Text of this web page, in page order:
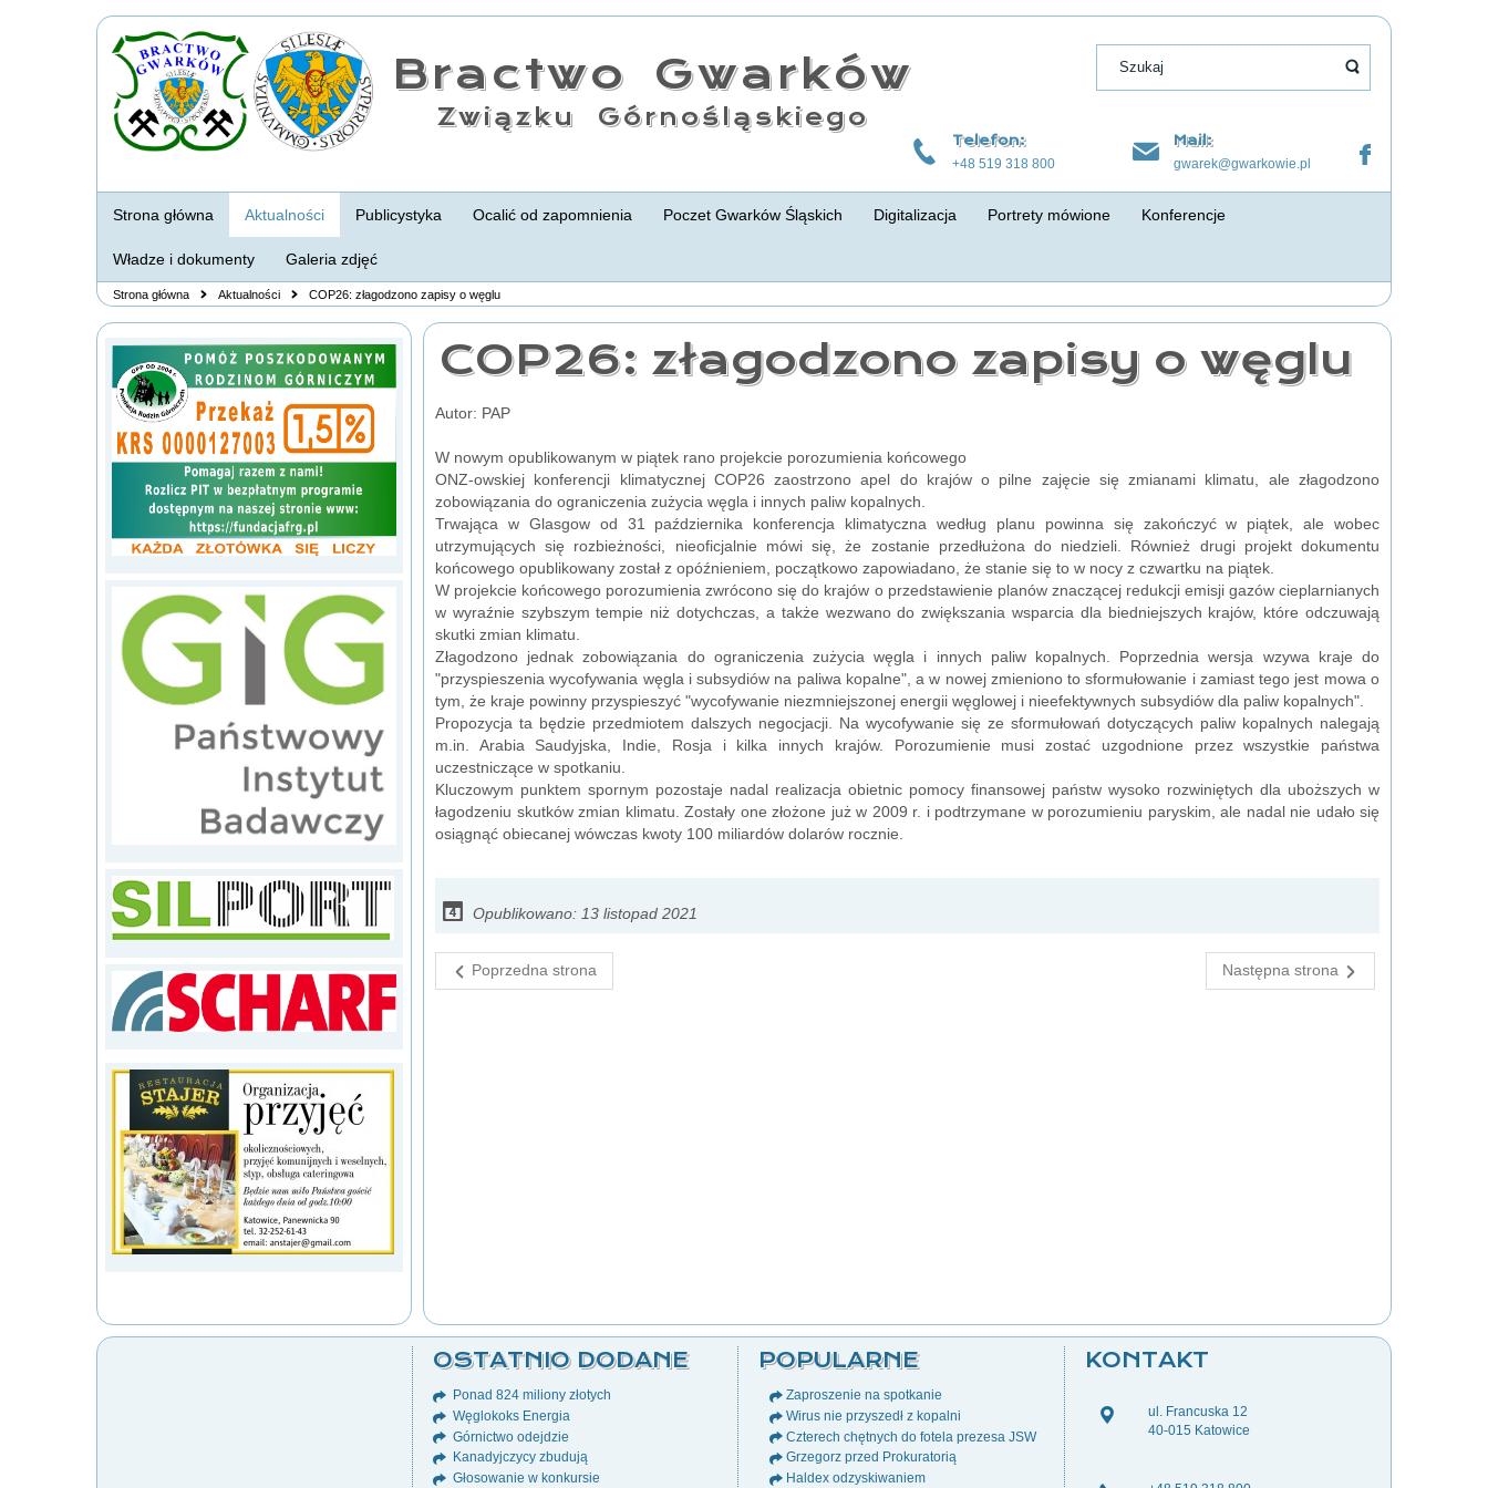
Bractwo Gwarków
Związku Górnośląskiego
Telefon:
+48 519 318 800
Mail:
gwarek@gwarkowie.pl
Strona główna Aktualności Publicystyka Ocalić od zapomnienia Poczet Gwarków Śląskich Digitalizacja Portrety mówione Konferencje
Władze i dokumenty Galeria zdjęć
Strona główna Aktualności COP26: złagodzono zapisy o węglu
COP26: złagodzono zapisy o węglu
Autor: PAP
W nowym opublikowanym w piątek rano projekcie porozumienia końcowego
ONZ-owskiej konferencji klimatycznej COP26 zaostrzono apel do krajów o pilne zajęcie się zmianami klimatu, ale złagodzono
zobowiązania do ograniczenia zużycia węgla i innych paliw kopalnych.
Trwająca w Glasgow od 31 października konferencja klimatyczna według planu powinna się zakończyć w piątek, ale wobec
utrzymujących się rozbieżności, nieoficjalnie mówi się, że zostanie przedłużona do niedzieli. Również drugi projekt dokumentu
końcowego opublikowany został z opóźnieniem, początkowo zapowiadano, że stanie się to w nocy z czwartku na piątek.
W projekcie końcowego porozumienia zwrócono się do krajów o przedstawienie planów znaczącej redukcji emisji gazów cieplarnianych
w wyraźnie szybszym tempie niż dotychczas, a także wezwano do zwiększania wsparcia dla biedniejszych krajów, które odczuwają
skutki zmian klimatu.
Złagodzono jednak zobowiązania do ograniczenia zużycia węgla i innych paliw kopalnych. Poprzednia wersja wzywa kraje do
"przyspieszenia wycofywania węgla i subsydiów na paliwa kopalne", a w nowej zmieniono to sformułowanie i zamiast tego jest mowa o
tym, że kraje powinny przyspieszyć "wycofywanie niezmniejszonej energii węglowej i nieefektywnych subsydiów dla paliw kopalnych".
Propozycja ta będzie przedmiotem dalszych negocjacji. Na wycofywanie się ze sformułowań dotyczących paliw kopalnych nalegają
m.in. Arabia Saudyjska, Indie, Rosja i kilka innych krajów. Porozumienie musi zostać uzgodnione przez wszystkie państwa
uczestniczące w spotkaniu.
Kluczowym punktem spornym pozostaje nadal realizacja obietnic pomocy finansowej państw wysoko rozwiniętych dla uboższych w
łagodzeniu skutków zmian klimatu. Zostały one złożone już w 2009 r. i podtrzymane w porozumieniu paryskim, ale nadal nie udało się
osiągnąć obiecanej wówczas kwoty 100 miliardów dolarów rocznie.
Opublikowano: 13 listopad 2021
Poprzedna strona Następna strona
OSTATNIO DODANE
Ponad 824 miliony złotych
Węglokoks Energia
Górnictwo odejdzie
Kanadyjczycy zbudują
Głosowanie w konkursie
POPULARNE
Zaproszenie na spotkanie
Wirus nie przyszedł z kopalni
Czterech chętnych do fotela prezesa JSW
Grzegorz przed Prokuratorią
Haldex odzyskiwaniem
KONTAKT
ul. Francuska 12
40-015 Katowice